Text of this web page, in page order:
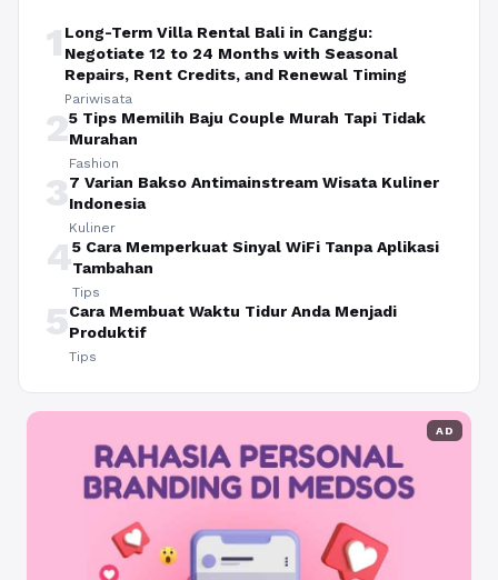
1 Long-Term Villa Rental Bali in Canggu:
Negotiate 12 to 24 Months with Seasonal
Repairs, Rent Credits, and Renewal Timing
Pariwisata
25 Tips Memilih Baju Couple Murah Tapi Tidak
Murahan
Fashion
37 Varian Bakso Antimainstream Wisata Kuliner
Indonesia
Kuliner
45 Cara Memperkuat Sinyal WiFi Tanpa Aplikasi
Tambahan
Tips
5Cara Membuat Waktu Tidur Anda Menjadi
Produktif
Tips
AD